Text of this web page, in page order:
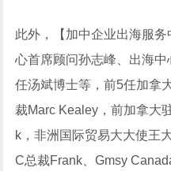
此外，【加中企业出海服
心首席顾问孙志峰、出海
任汤斌博士等，前5任加拿
裁Marc Kealey，前加拿大
k，非洲国际贸易大大使王
C总裁Frank、Gmsy